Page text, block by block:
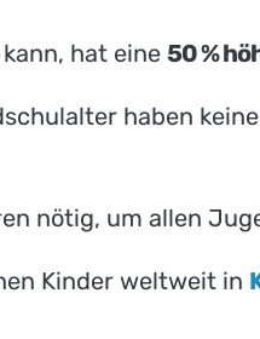
hat eine 50 %
haben
nötig, um allen
Kinder weltweit in